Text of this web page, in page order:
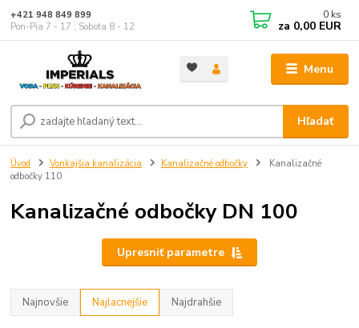
Menu
Hľadať
+421 948 849 899
Pon-Pia 7 - 17 ; Sobota 8 - 12
0 ks
za 0,00 EUR
Úvod Vonkajšia kanalizácia Kanalizačné odbočky
Kanalizačné
odbočky 110
Kanalizačné odbočky DN 100
Upresniť parametre
Najnovšie Najlacnejšie Najdrahšie